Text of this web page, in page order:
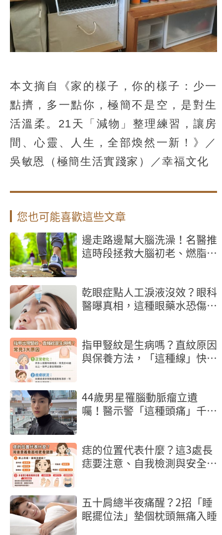
本文摘自《家的樣子，你的樣子：少一
點擠，多一點你，極簡不是空，是對生
活溫柔。21天「減物」整理練習，讓房
間、心靈、人生，全部煥然一新！》／
吳敏恩（極簡生活實踐家）／幸福文化
您也可能喜歡這些文章
邊走路邊幫大腦洗澡！名醫推
這時段拯救大腦初老、燃脂又
乾眼症點人工淚液沒效？眼科
醫曝真相，這種眼藥水恐傷角
指甲豎紋是生病嗎？直紋原因
與保養方法，「這種線」快就
44歲男星罹腦動脈瘤立遺
囑！醫示警「這種頭痛」千萬
痣的位置代表什麼？這3處長
痣要注意、自我檢測與安全除
五十肩總半夜痛醒？2招「睡
眠擺位法」墊個枕頭無痛入睡